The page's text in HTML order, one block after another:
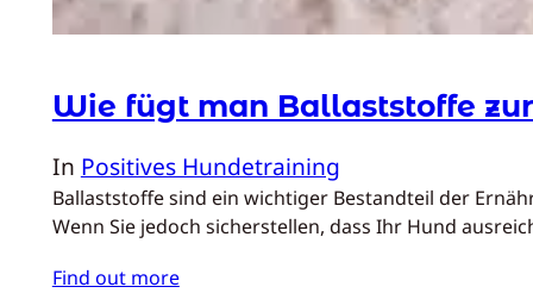
Wie fügt man Ballaststoffe
In Positives Hundetraining
Ballaststoffe sind ein wichtiger Bestandteil der
Wenn Sie jedoch sicherstellen, dass Ihr Hund
Find out more